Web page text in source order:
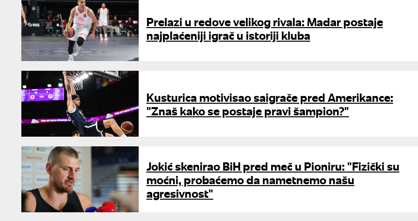
Prelazi u redove velikog rivala: Madar postaje
najplaćeniji igrač u istoriji kluba
Kusturica motivisao saigrače pred Amerikance:
"Znaš kako se postaje pravi šampion?"
Jokić skenirao BiH pred meč u Pioniru: "Fizički su
moćni, probaćemo da nametnemo našu
agresivnost"